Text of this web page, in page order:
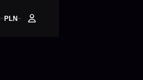
PLN